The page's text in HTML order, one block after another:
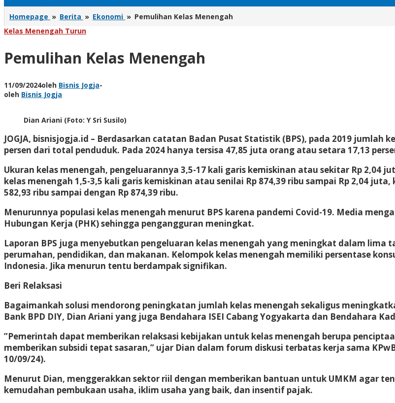
Homepage » Berita » Ekonomi » Pemulihan Kelas Menengah
Kelas Menengah Turun
Pemulihan Kelas Menengah
11/09/2024oleh Bisnis Jogja-
oleh Bisnis Jogja
Dian Ariani (Foto: Y Sri Susilo)
JOGJA, bisnisjogja.id – Berdasarkan catatan Badan Pusat Statistik (BPS), pada 2019 jumlah
persen dari total penduduk. Pada 2024 hanya tersisa 47,85 juta orang atau setara 17,13
Ukuran kelas menengah, pengeluarannya 3,5-17 kali garis kemiskinan atau sekitar Rp 2,04
kelas menengah 1,5-3,5 kali garis kemiskinan atau senilai Rp 874,39 ribu sampai Rp 2,04
582,93 ribu sampai dengan Rp 874,39 ribu.
Menurunnya populasi kelas menengah menurut BPS karena pandemi Covid-19. Media
Hubungan Kerja (PHK) sehingga pengangguran meningkat.
Laporan BPS juga menyebutkan pengeluaran kelas menengah yang meningkat dalam
perumahan, pendidikan, dan makanan. Kelompok kelas menengah memiliki persentase
Indonesia. Jika menurun tentu berdampak signifikan.
Beri Relaksasi
Bagaimankah solusi mendorong peningkatan jumlah kelas menengah sekaligus
Bank BPD DIY, Dian Ariani yang juga Bendahara ISEI Cabang Yogyakarta dan Bendahara
”Pemerintah dapat memberikan relaksasi kebijakan untuk kelas menengah berupa
memberikan subsidi tepat sasaran,” ujar Dian dalam forum diskusi terbatas kerja sama
10/09/24).
Menurut Dian, menggerakkan sektor riil dengan memberikan bantuan untuk UMKM agar
kemudahan pembukaan usaha, iklim usaha yang baik, dan insentif pajak.